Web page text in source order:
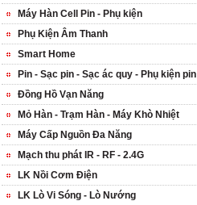
Máy Hàn Cell Pin - Phụ kiện
Phụ Kiện Âm Thanh
Smart Home
Pin - Sạc pin - Sạc ác quy - Phụ kiện pin
Đồng Hồ Vạn Năng
Mỏ Hàn - Trạm Hàn - Máy Khò Nhiệt
Máy Cấp Nguồn Đa Năng
Mạch thu phát IR - RF - 2.4G
LK Nồi Cơm Điện
LK Lò Vi Sóng - Lò Nướng